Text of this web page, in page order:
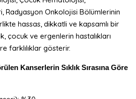
Radyasyon Onkolojisi Bölümlerinin
hassas, dikkatli ve kapsamlı bir
çocuk ve ergenlerin hastalıkları
farklılıklar gösterir.
Kanserlerin Sıklık Sırasına Göre